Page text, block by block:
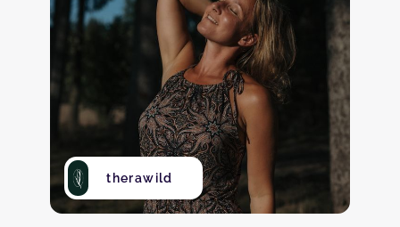
therawild